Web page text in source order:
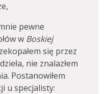
pewne
w Boskiej
się przez
nie znalazłem
Postanowiłem
u specjalisty: